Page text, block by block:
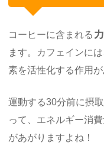
コーヒーに含まれる
ます。カフェインに
素を活性化する作用が
運動する30分前に摂
って、エネルギー消
があがりますよね！